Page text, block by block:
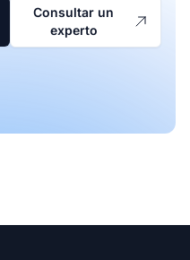
Consultar un
experto